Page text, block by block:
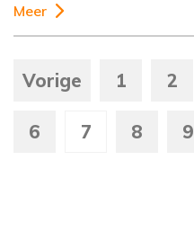
Meer
Vorige 1 2
6 7 8 9